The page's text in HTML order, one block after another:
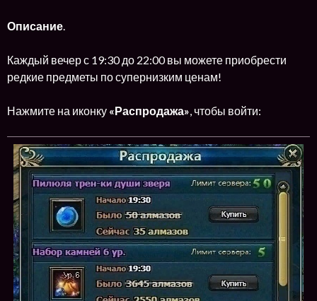
Описание.
Каждый вечер с 19:30 до 22:00 вы можете приобрести
редкие предметы по супернизким ценам!
Нажмите на иконку «Распродажа», чтобы войти: